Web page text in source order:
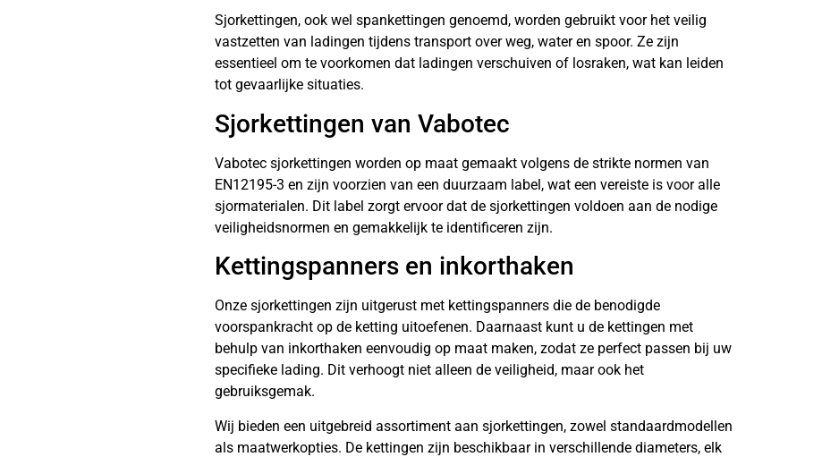
Sjorkettingen, ook wel spankettingen genoemd, worden gebruikt voor het veilig
vastzetten van ladingen tijdens transport over weg, water en spoor. Ze zijn
essentieel om te voorkomen dat ladingen verschuiven of losraken, wat kan leiden
tot gevaarlijke situaties.
Sjorkettingen van Vabotec
Vabotec sjorkettingen worden op maat gemaakt volgens de strikte normen van
EN12195-3 en zijn voorzien van een duurzaam label, wat een vereiste is voor alle
sjormaterialen. Dit label zorgt ervoor dat de sjorkettingen voldoen aan de nodige
veiligheidsnormen en gemakkelijk te identificeren zijn.
Kettingspanners en inkorthaken
Onze sjorkettingen zijn uitgerust met kettingspanners die de benodigde
voorspankracht op de ketting uitoefenen. Daarnaast kunt u de kettingen met
behulp van inkorthaken eenvoudig op maat maken, zodat ze perfect passen bij uw
specifieke lading. Dit verhoogt niet alleen de veiligheid, maar ook het
gebruiksgemak.
Wij bieden een uitgebreid assortiment aan sjorkettingen, zowel standaardmodellen
als maatwerkopties. De kettingen zijn beschikbaar in verschillende diameters, elk